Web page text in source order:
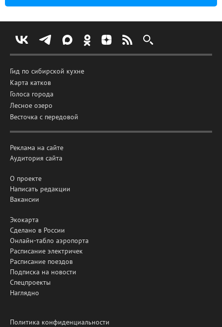
Гид по сибирской кухне
Карта катков
Голоса города
Лесное озеро
Весточка с передовой
Реклама на сайте
Аудитория сайта
О проекте
Написать редакции
Вакансии
Экокарта
Сделано в России
Онлайн-табло аэропорта
Расписание электричек
Расписание поездов
Подписка на новости
Спецпроекты
Наглядно
Политика конфиденциальности